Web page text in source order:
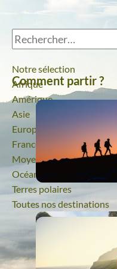
Notre sélection
Afrique
Amérique
Asie
Europe
France
Moyen-Orient
Océanie
Terres polaires
Toutes nos destinations
Comment partir ?